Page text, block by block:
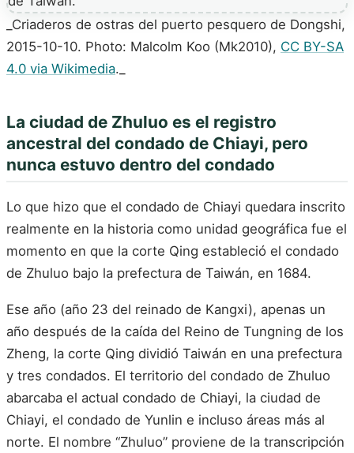
_Criaderos de ostras del puerto pesquero de Dongshi,
2015-10-10. Photo: Malcolm Koo (Mk2010), CC BY-SA
4.0 via Wikimedia._
La ciudad de Zhuluo es el registro
ancestral del condado de Chiayi, pero
nunca estuvo dentro del condado
Lo que hizo que el condado de Chiayi quedara inscrito
realmente en la historia como unidad geográfica fue el
momento en que la corte Qing estableció el condado
de Zhuluo bajo la prefectura de Taiwán, en 1684.
Ese año (año 23 del reinado de Kangxi), apenas un
año después de la caída del Reino de Tungning de los
Zheng, la corte Qing dividió Taiwán en una prefectura
y tres condados. El territorio del condado de Zhuluo
abarcaba el actual condado de Chiayi, la ciudad de
Chiayi, el condado de Yunlin e incluso áreas más al
norte. El nombre “Zhuluo” proviene de la transcripción